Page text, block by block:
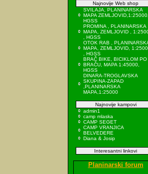
Najnovije Web shop
SVILAJA, PLANINARSKA
MAPA ZEMLJOVID,1:25000,
HGSS
PROMINA , PLANINARSKA
MAPA, ZEMLJOVID ,
, HGSS
OTOK RAB ,
MAPA, ZEMLJOVID,
, HGSS
BRAČ BIKE, BICIKLOM PO
BRAČU, MAPA 1:45000,
HGSS
DINARA-TROGLAVSKA
SKUPINA-ZAPAD
,PLANINARSKA
MAPA,1:25000
Najnovije kampovi
admin1
camp mlaska
CAMP SEGET
CAMP VRANJICA
BELVEDERE
Diana & Josip
Interesantni linkovi
Planinarski forum